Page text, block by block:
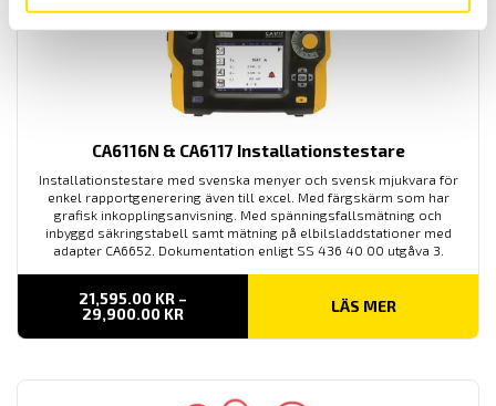
CA6116N & CA6117 Installationstestare
Installationstestare med svenska menyer och svensk mjukvara för
enkel rapportgenerering även till excel. Med färgskärm som har
grafisk inkopplingsanvisning. Med spänningsfallsmätning och
inbyggd säkringstabell samt mätning på elbilsladdstationer med
adapter CA6652. Dokumentation enligt SS 436 40 00 utgåva 3.
21,595.00 KR –
29,900.00 KRPRISINTERVALL:
TILL
LÄS MER